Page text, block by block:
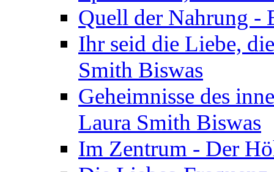
Quell der Nahrung -
Ihr seid die Liebe,
Smith Biswas
Geheimnisse des
Laura Smith Biswas
Im Zentrum - Der